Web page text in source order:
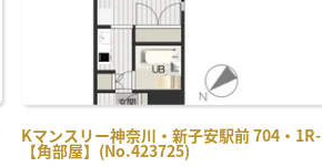
Kマンスリー神奈川・新子安駅前 704・1R-
【角部屋】(No.423725)